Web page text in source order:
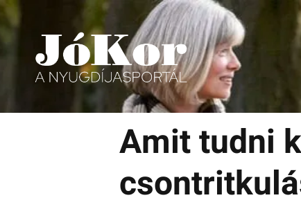
a
Tudnivalók, érdekességek idősek számára.
Amit tudni